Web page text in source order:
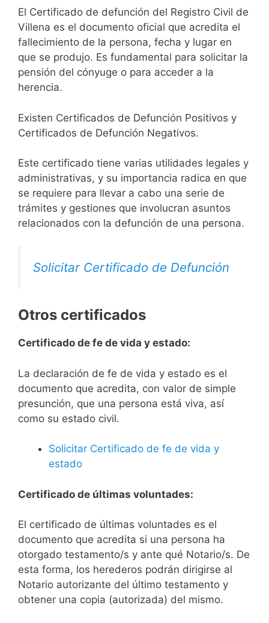
El Certificado de defunción del Registro Civil de
Villena es el documento oficial que acredita el
fallecimiento de la persona, fecha y lugar en
que se produjo. Es fundamental para solicitar la
pensión del cónyuge o para acceder a la
herencia.
Existen Certificados de Defunción Positivos y
Certificados de Defunción Negativos.
Este certificado tiene varias utilidades legales y
administrativas, y su importancia radica en que
se requiere para llevar a cabo una serie de
trámites y gestiones que involucran asuntos
relacionados con la defunción de una persona.
Solicitar Certificado de Defunción
Otros certificados
Certificado de fe de vida y estado:
La declaración de fe de vida y estado es el
documento que acredita, con valor de simple
presunción, que una persona está viva, así
como su estado civil.
Solicitar Certificado de fe de vida y
estado
Certificado de últimas voluntades:
El certificado de últimas voluntades es el
documento que acredita si una persona ha
otorgado testamento/s y ante qué Notario/s. De
esta forma, los herederos podrán dirigirse al
Notario autorizante del último testamento y
obtener una copia (autorizada) del mismo.